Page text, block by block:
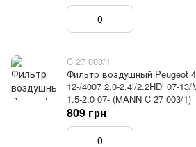
C 27 003/1
Фильтр воздушный Peugeot
12-/4007 2.0-2.4i/2.2HDi 07-
1.5-2.0 07- (MANN C 27 003/1)
809 грн